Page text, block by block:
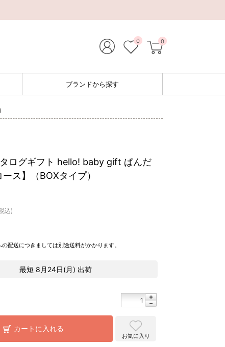
0 0
ブランドから探す
ログギフト hello! baby gift ぱんだ
ース】（BOXタイプ）
込)
配送につきましては別途送料がかかります。
最短 8月24日(月) 出荷
カートに入れる
お気に入り